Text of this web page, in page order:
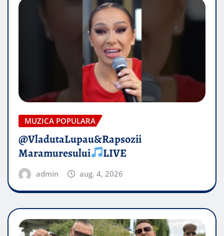
MUZICA POPULARA
@VladutaLupau&Rapsozii
Maramuresului
LIVE
admin aug. 4, 2026